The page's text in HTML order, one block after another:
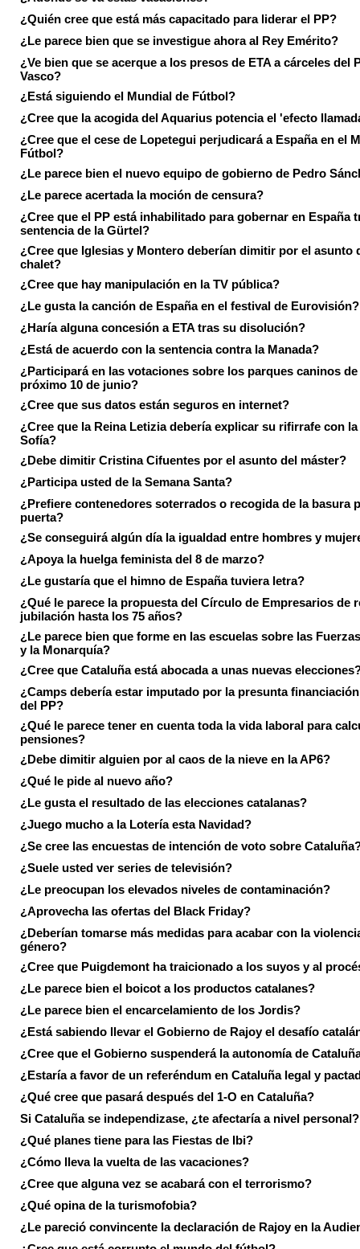
¿Quién cree que está más capacitado para liderar el PP?
¿Le parece bien que se investigue ahora al Rey Emérito?
¿Ve bien que se acerque a los presos de ETA a cárceles del
Vasco?
¿Está siguiendo el Mundial de Fútbol?
¿Cree que la acogida del Aquarius potencia el 'efecto
¿Cree que el cese de Lopetegui perjudicará a España en el
Fútbol?
¿Le parece bien el nuevo equipo de gobierno de Pedro
¿Le parece acertada la moción de censura?
¿Cree que el PP está inhabilitado para gobernar en España
sentencia de la Gürtel?
¿Cree que Iglesias y Montero deberían dimitir por el asunto
chalet?
¿Cree que hay manipulación en la TV pública?
¿Le gusta la canción de España en el festival de Eurovisión?
¿Haría alguna concesión a ETA tras su disolución?
¿Está de acuerdo con la sentencia contra la Manada?
¿Participará en las votaciones sobre los parques caninos de
próximo 10 de junio?
¿Cree que sus datos están seguros en internet?
¿Cree que la Reina Letizia debería explicar su rifirrafe con la
Sofía?
¿Debe dimitir Cristina Cifuentes por el asunto del máster?
¿Participa usted de la Semana Santa?
¿Prefiere contenedores soterrados o recogida de la basura
puerta?
¿Se conseguirá algún día la igualdad entre hombres y
¿Apoya la huelga feminista del 8 de marzo?
¿Le gustaría que el himno de España tuviera letra?
¿Qué le parece la propuesta del Círculo de Empresarios de
jubilación hasta los 75 años?
¿Le parece bien que forme en las escuelas sobre las
y la Monarquía?
¿Cree que Cataluña está abocada a unas nuevas
¿Camps debería estar imputado por la presunta
del PP?
¿Qué le parece tener en cuenta toda la vida laboral para
pensiones?
¿Debe dimitir alguien por al caos de la nieve en la AP6?
¿Qué le pide al nuevo año?
¿Le gusta el resultado de las elecciones catalanas?
¿Juego mucho a la Lotería esta Navidad?
¿Se cree las encuestas de intención de voto sobre
¿Suele usted ver series de televisión?
¿Le preocupan los elevados niveles de contaminación?
¿Aprovecha las ofertas del Black Friday?
¿Deberían tomarse más medidas para acabar con la
género?
¿Cree que Puigdemont ha traicionado a los suyos y al
¿Le parece bien el boicot a los productos catalanes?
¿Le parece bien el encarcelamiento de los Jordis?
¿Está sabiendo llevar el Gobierno de Rajoy el desafío
¿Cree que el Gobierno suspenderá la autonomía de
¿Estaría a favor de un referéndum en Cataluña legal y
¿Qué cree que pasará después del 1-O en Cataluña?
Si Cataluña se independizase, ¿te afectaría a nivel personal?
¿Qué planes tiene para las Fiestas de Ibi?
¿Cómo lleva la vuelta de las vacaciones?
¿Cree que alguna vez se acabará con el terrorismo?
¿Qué opina de la turismofobia?
¿Le pareció convincente la declaración de Rajoy en la